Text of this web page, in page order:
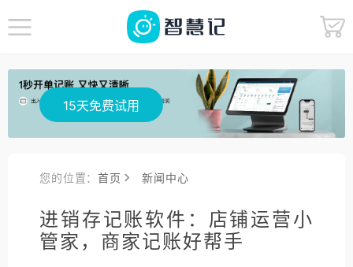
15天免费试用
您的位置：首页 新闻中心
进销存记账软件：店铺运营小
管家，商家记账好帮手